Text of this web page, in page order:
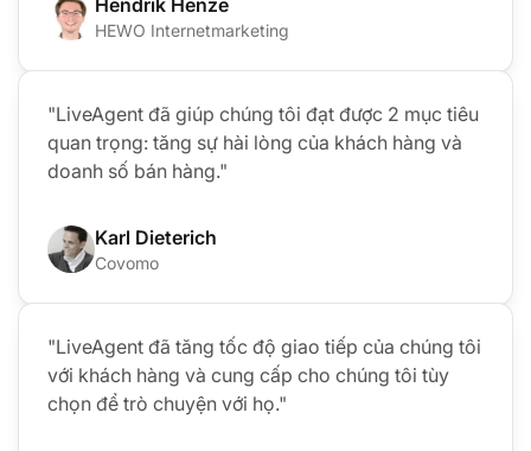
HEWO Internetmarketing
"LiveAgent đã giúp chúng tôi đạt được 2 mục tiêu
quan trọng: tăng sự hài lòng của khách hàng và
doanh số bán hàng."
Karl Dieterich
Covomo
"LiveAgent đã tăng tốc độ giao tiếp của chúng tôi
với khách hàng và cung cấp cho chúng tôi tùy
chọn để trò chuyện với họ."